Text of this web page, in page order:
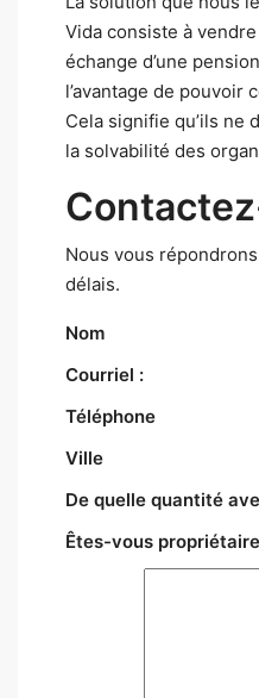
Vida consiste à
échange d’une
l’avantage de pouvoir
Cela signifie qu’ils ne
la solvabilité des
Nous vous
délais.
Nom
Courriel :
Téléphone
Ville
De quelle quantité
Êtes-vous